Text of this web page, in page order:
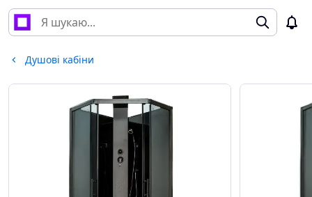
Душові кабіни